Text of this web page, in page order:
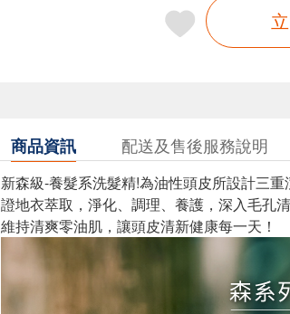
商品資訊 配送及售後服務說明
新森級-養髮系洗髮精!為油性頭皮所設計三
證地衣萃取，淨化、調理、養護，深入毛孔
維持清爽零油肌，讓頭皮清新健康每一天！